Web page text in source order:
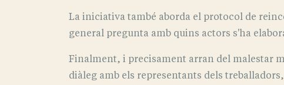
La iniciativa també aborda el protocol de
general pregunta amb quins actors s'ha
Finalment, i precisament arran del malestar
diàleg amb els representants dels